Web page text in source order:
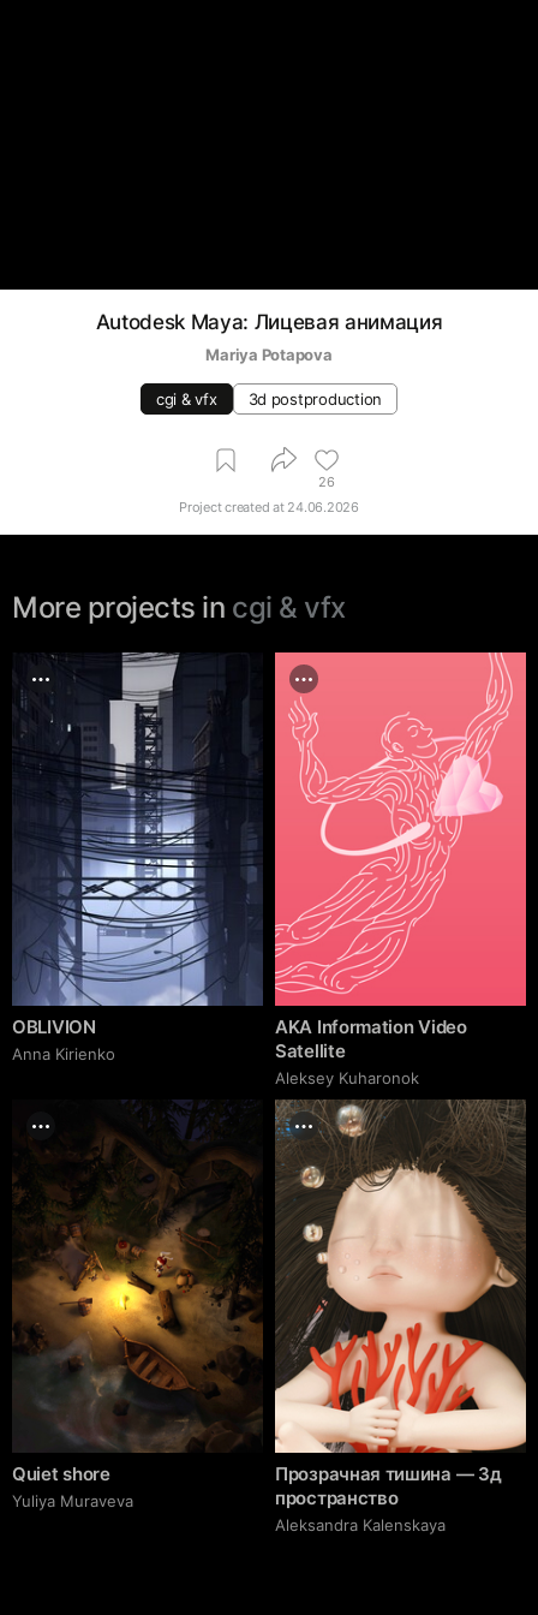
Autodesk Maya: Лицевая анимация
Mariya Potapova
cgi & vfx 3d postproduction
26
Project created at 24.06.2026
More projects in cgi & vfx
OBLIVION
Anna Kirienko
AKA Information Video
Satellite
Aleksey Kuharonok
Quiet shore
Yuliya Muraveva
Прозрачная тишина — 3д
пространство
Aleksandra Kalenskaya